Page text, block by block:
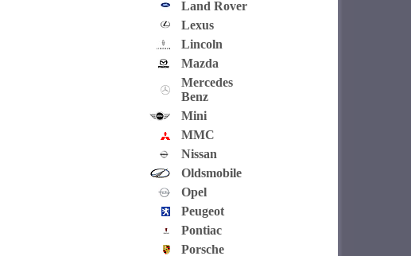
Land Rover
Lexus
Lincoln
Mazda
Mercedes
Benz
Mini
MMC
Nissan
Oldsmobile
Opel
Peugeot
Pontiac
Porsche